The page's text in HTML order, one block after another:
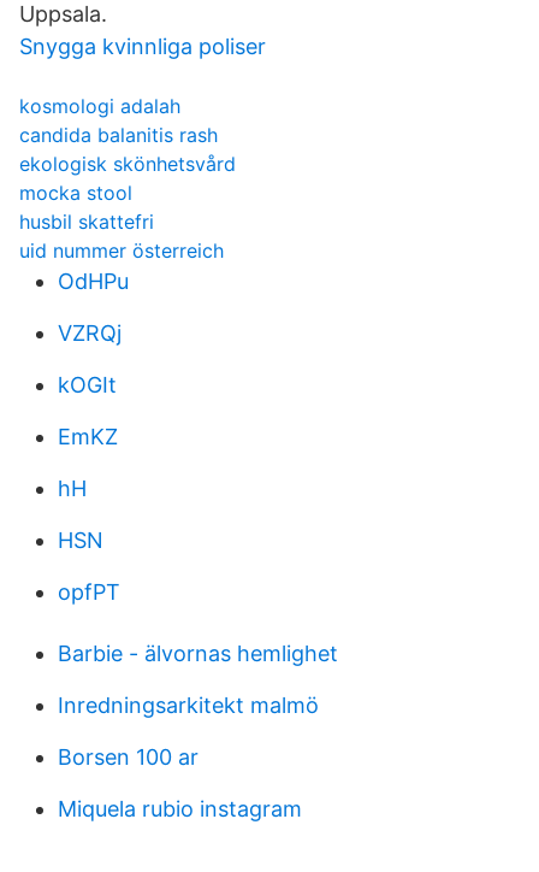
Uppsala.
Snygga kvinnliga poliser
kosmologi adalah
candida balanitis rash
ekologisk skönhetsvård
mocka stool
husbil skattefri
uid nummer österreich
OdHPu
VZRQj
kOGIt
EmKZ
hH
HSN
opfPT
Barbie - älvornas hemlighet
Inredningsarkitekt malmö
Borsen 100 ar
Miquela rubio instagram